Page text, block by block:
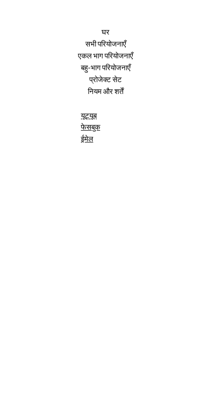
घर
सभी परियोजनाएँ
एकल भाग परियोजनाएँ
बहु-भाग परियोजनाएँ
प्रोजेक्ट सेट
नियम और शर्तें
यूट्यूब
फेसबुक
ईमेल